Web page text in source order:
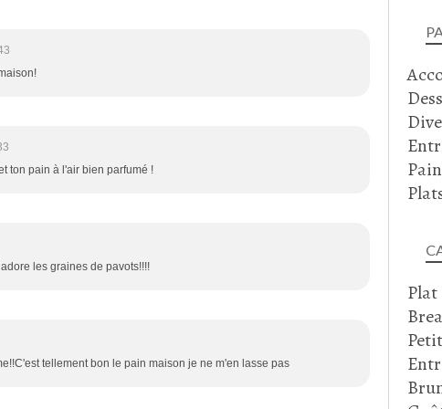
ton pain à l'air bien parfumé !
les graines de pavots!!!!
tellement bon le pain maison je ne m'en lasse pas